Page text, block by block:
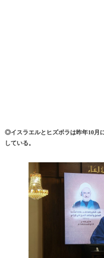
◎イスラエルとヒズボラは昨年10月
している。